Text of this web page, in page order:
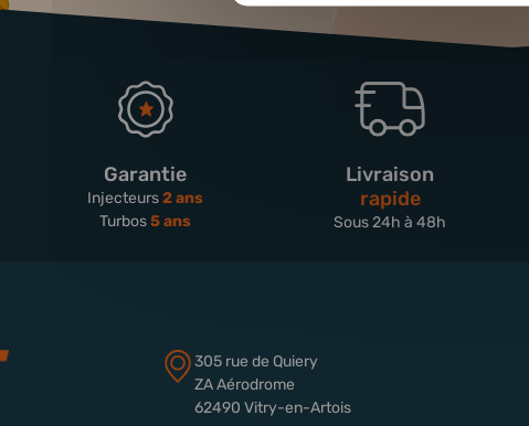
Garantie
Injecteurs2 ans
Turbos5 ans
Livraison
rapide
Sous 24h à 48h
305 rue de Quiery
ZA Aérodrome
62490 Vitry-en-Artois